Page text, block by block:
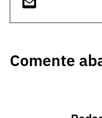
Comente